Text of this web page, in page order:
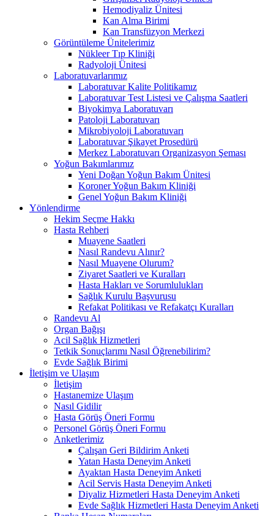
Hemodiyaliz Ünitesi
Kan Alma Birimi
Kan Transfüzyon Merkezi
Görüntüleme Ünitelerimiz
Nükleer Tıp Kliniği
Radyoloji Ünitesi
Laboratuvarlarımız
Laboratuvar Kalite Politikamız
Laboratuvar Test Listesi ve Çalışma Saatleri
Biyokimya Laboratuvarı
Patoloji Laboratuvarı
Mikrobiyoloji Laboratuvarı
Laboratuvar Şikayet Prosedürü
Merkez Laboratuvarı Organizasyon Şeması
Yoğun Bakımlarımız
Yeni Doğan Yoğun Bakım Ünitesi
Koroner Yoğun Bakım Kliniği
Genel Yoğun Bakım Kliniği
Yönlendirme
Hekim Seçme Hakkı
Hasta Rehberi
Muayene Saatleri
Nasıl Randevu Alınır?
Nasıl Muayene Olurum?
Ziyaret Saatleri ve Kuralları
Hasta Hakları ve Sorumlulukları
Sağlık Kurulu Başvurusu
Refakat Politikası ve Refakatçı Kuralları
Randevu Al
Organ Bağışı
Acil Sağlık Hizmetleri
Tetkik Sonuçlarımı Nasıl Öğrenebilirim?
Evde Sağlık Birimi
İletişim ve Ulaşım
İletişim
Hastanemize Ulaşım
Nasıl Gidilir
Hasta Görüş Öneri Formu
Personel Görüş Öneri Formu
Anketlerimiz
Çalışan Geri Bildirim Anketi
Yatan Hasta Deneyim Anketi
Ayaktan Hasta Deneyim Anketi
Acil Servis Hasta Deneyim Anketi
Diyaliz Hizmetleri Hasta Deneyim Anketi
Evde Sağlık Hizmetleri Hasta Deneyim Anketi